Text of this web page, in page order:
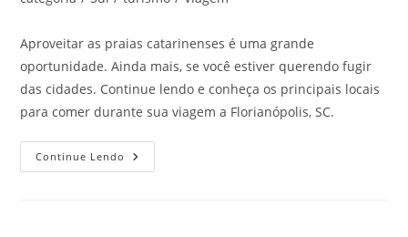
Aproveitar as praias catarinenses é uma grande
oportunidade. Ainda mais, se você estiver querendo fugir
das cidades. Continue lendo e conheça os principais locais
para comer durante sua viagem a Florianópolis, SC.
Continue Lendo Onde
Comer